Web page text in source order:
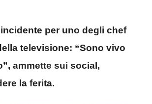
per uno degli chef
televisione: “Sono vivo
ammette sui social,
la ferita.